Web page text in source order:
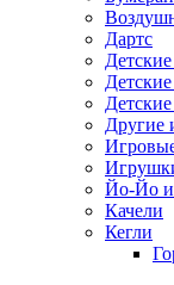
Дартс
Другие
Йо-Йо и
Качели
Кегли